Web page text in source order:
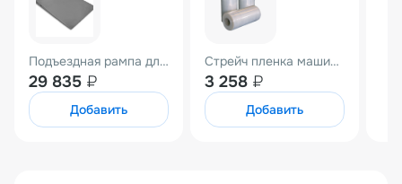
Подъездная рампа для HL-1500 Economical
29 835 ₽
Добавить
Стрейч пленка машинная 500мм*27мкм (вес нетто 15кг) прозрачная Престрейч 220%
3 258 ₽
Добавить